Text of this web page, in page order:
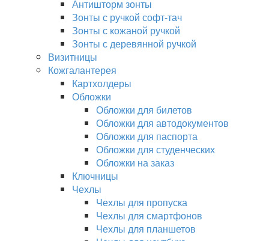
Антишторм зонты
Зонты с ручкой софт-тач
Зонты с кожаной ручкой
Зонты с деревянной ручкой
Визитницы
Кожгалантерея
Картхолдеры
Обложки
Обложки для билетов
Обложки для автодокументов
Обложки для паспорта
Обложки для студенческих
Обложки на заказ
Ключницы
Чехлы
Чехлы для пропуска
Чехлы для смартфонов
Чехлы для планшетов